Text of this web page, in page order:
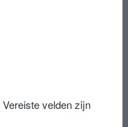
Vereiste velden zijn